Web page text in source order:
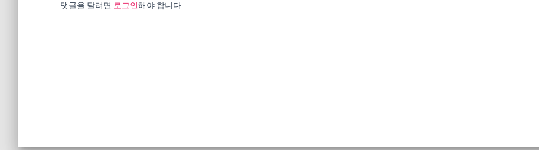
댓글을 달려면 로그인해야 합니다.